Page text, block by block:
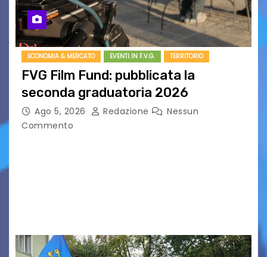
ECONOMIA & MERCATO EVENTI IN F.V.G. TERRITORIO
FVG Film Fund: pubblicata la
seconda graduatoria 2026
Ago 5, 2026 Redazione
Nessun
Commento